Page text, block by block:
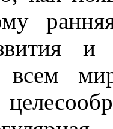
и
всем